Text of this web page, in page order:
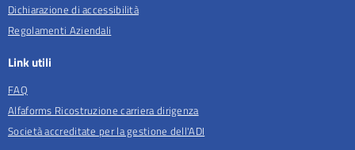
Dichiarazione di accessibilità
Regolamenti Aziendali
Link utili
FAQ
Alfaforms Ricostruzione carriera dirigenza
Società accreditate per la gestione dell'ADI